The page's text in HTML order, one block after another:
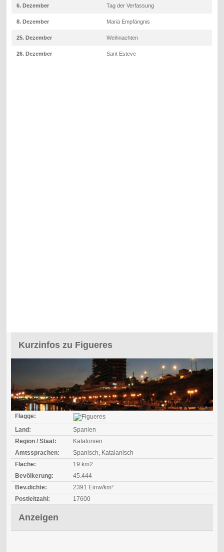
6. Dezember Tag der Verfassung
8. Dezember Mariä Empfängnis
25. Dezember Weihnachten
26. Dezember Sant Esteve
Kurzinfos zu Figueres
Flagge:
Land:
Spanien
Region / Staat:
Katalonien
Amtssprachen:
Spanisch, Katalanisch
Fläche:
19 km2
Bevölkerung:
45.444
Bev.dichte:
2391 Einw/km²
Postleitzahl:
17600
Anzeigen